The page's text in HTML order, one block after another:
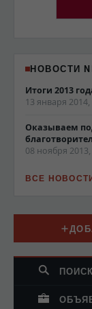
НОВОСТИ
Итоги 2013
13 января 2014,
Оказываем
08 ноября
ВСЕ